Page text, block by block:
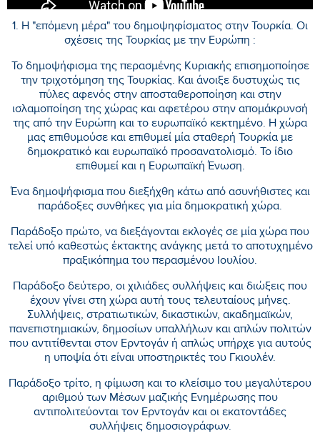
1. Η "επόμενη μέρα" του δημοψηφίσματος στην Τουρκία. Οι
σχέσεις της Τουρκίας με την Ευρώπη :
Το δημοψήφισμα της περασμένης Κυριακής επισημοποίησε
την τριχοτόμηση της Τουρκίας. Και άνοιξε δυστυχώς τις
πύλες αφενός στην αποσταθεροποίηση και στην
ισλαμοποίηση της χώρας και αφετέρου στην απομάκρυνσή
της από την Ευρώπη και το ευρωπαϊκό κεκτημένο. Η χώρα
μας επιθυμούσε και επιθυμεί μία σταθερή Τουρκία με
δημοκρατικό και ευρωπαϊκό προσανατολισμό. Το ίδιο
επιθυμεί και η Ευρωπαϊκή Ένωση.
Ένα δημοψήφισμα που διεξήχθη κάτω από ασυνήθιστες και
παράδοξες συνθήκες για μία δημοκρατική χώρα.
Παράδοξο πρώτο, να διεξάγονται εκλογές σε μία χώρα που
τελεί υπό καθεστώς έκτακτης ανάγκης μετά το αποτυχημένο
πραξικόπημα του περασμένου Ιουλίου.
Παράδοξο δεύτερο, οι χιλιάδες συλλήψεις και διώξεις που
έχουν γίνει στη χώρα αυτή τους τελευταίους μήνες.
Συλλήψεις, στρατιωτικών, δικαστικών, ακαδημαϊκών,
πανεπιστημιακών, δημοσίων υπαλλήλων και απλών πολιτών
που αντιτίθενται στον Ερντογάν ή απλώς υπήρχε για αυτούς
η υποψία ότι είναι υποστηρικτές του Γκιουλέν.
Παράδοξο τρίτο, η φίμωση και το κλείσιμο του μεγαλύτερου
αριθμού των Μέσων μαζικής Ενημέρωσης που
αντιπολιτεύονται τον Ερντογάν και οι εκατοντάδες
συλλήψεις δημοσιογράφων.